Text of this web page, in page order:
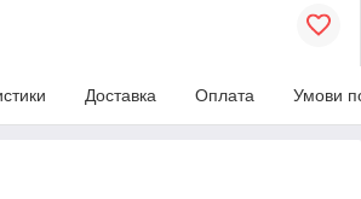
Доставка Оплата Умови